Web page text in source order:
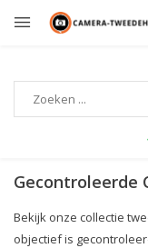
Gecontroleerde
Bekijk onze collectie
objectief is